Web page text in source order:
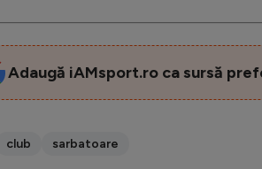
Adaugă iAMsport.ro ca sursă
club sarbatoare